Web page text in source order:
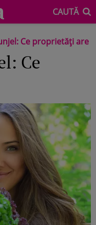
CAUTĂ
Ce proprietăți are
Ce